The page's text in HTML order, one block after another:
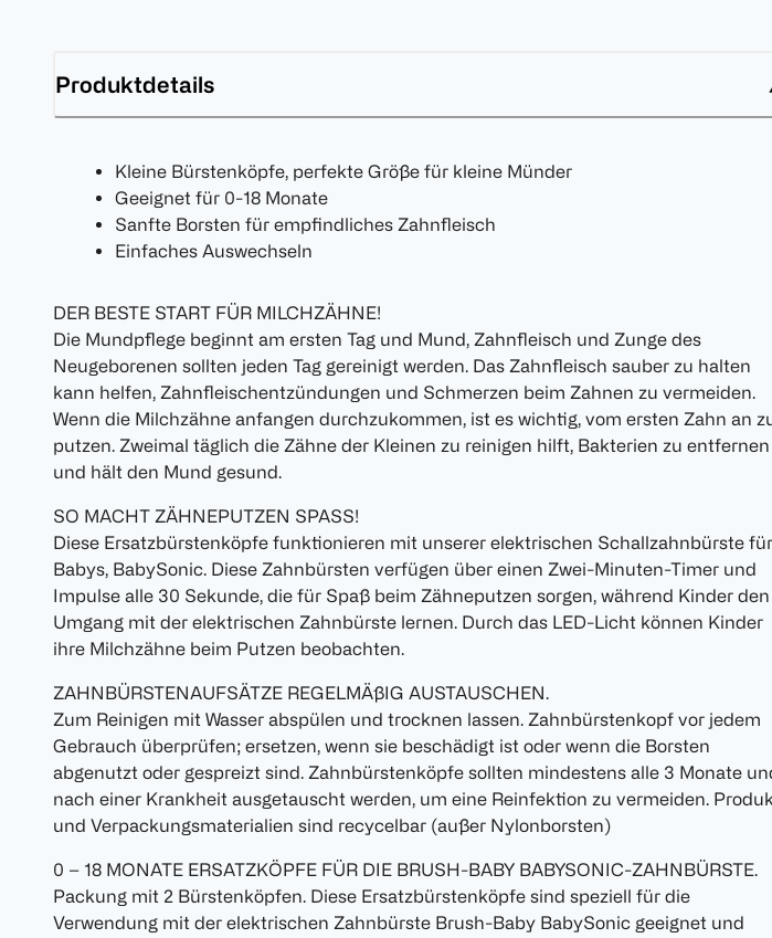
Produktdetails
Kleine Bürstenköpfe, perfekte Größe für kleine Münder
Geeignet für 0-18 Monate
Sanfte Borsten für empfindliches Zahnfleisch
Einfaches Auswechseln
DER BESTE START FÜR MILCHZÄHNE!
Die Mundpflege beginnt am ersten Tag und Mund, Zahnfleisch und Zunge des
Neugeborenen sollten jeden Tag gereinigt werden. Das Zahnfleisch sauber zu halten
kann helfen, Zahnfleischentzündungen und Schmerzen beim Zahnen zu vermeiden.
Wenn die Milchzähne anfangen durchzukommen, ist es wichtig, vom ersten Zahn an
putzen. Zweimal täglich die Zähne der Kleinen zu reinigen hilft, Bakterien zu entfernen
und hält den Mund gesund.
SO MACHT ZÄHNEPUTZEN SPASS!
Diese Ersatzbürstenköpfe funktionieren mit unserer elektrischen Schallzahnbürste für
Babys, BabySonic. Diese Zahnbürsten verfügen über einen Zwei-Minuten-Timer und
Impulse alle 30 Sekunde, die für Spaß beim Zähneputzen sorgen, während Kinder den
Umgang mit der elektrischen Zahnbürste lernen. Durch das LED-Licht können Kinder
ihre Milchzähne beim Putzen beobachten.
ZAHNBÜRSTENAUFSÄTZE REGELMÄßIG AUSTAUSCHEN.
Zum Reinigen mit Wasser abspülen und trocknen lassen. Zahnbürstenkopf vor jedem
Gebrauch überprüfen; ersetzen, wenn sie beschädigt ist oder wenn die Borsten
abgenutzt oder gespreizt sind. Zahnbürstenköpfe sollten mindestens alle 3 Monate
nach einer Krankheit ausgetauscht werden, um eine Reinfektion zu vermeiden.
und Verpackungsmaterialien sind recycelbar (außer Nylonborsten)
0 – 18 MONATE ERSATZKÖPFE FÜR DIE BRUSH-BABY BABYSONIC-ZAHNBÜRSTE.
Packung mit 2 Bürstenköpfen. Diese Ersatzbürstenköpfe sind speziell für die
Verwendung mit der elektrischen Zahnbürste Brush-Baby BabySonic geeignet und